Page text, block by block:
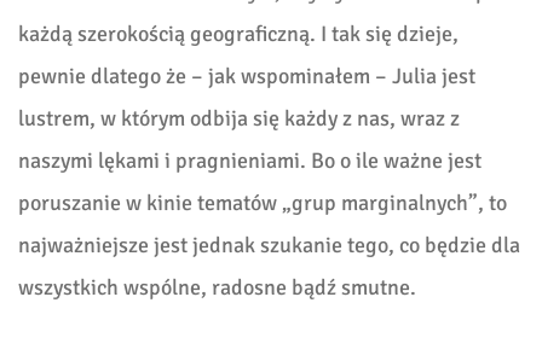
każdą szerokością geograficzną. I tak się dzieje,
pewnie dlatego że – jak wspominałem – Julia jest
lustrem, w którym odbija się każdy z nas, wraz z
naszymi lękami i pragnieniami. Bo o ile ważne jest
poruszanie w kinie tematów „grup marginalnych”, to
najważniejsze jest jednak szukanie tego, co będzie dla
wszystkich wspólne, radosne bądź smutne.